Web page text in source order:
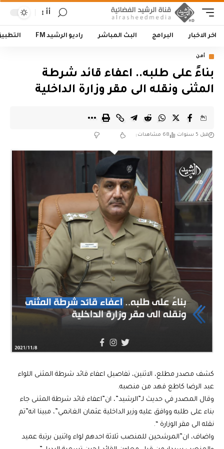
أأ
اخر الاخبار البرامج البث المباشر راديو الرشيد FM
أمن
بناءً على طلبه.. اعفاء قائد شرطة
المثنى ونقله الى مقر وزارة الداخلية
قبل 5 سنوات 68 مشاهدات
كشف مصدر مطلع، الاثنين، تفاصيل اعفاء قائد شرطة المثنى اللواء
عبد الرضا كاطع فهد من منصبه.
وقال المصدر في حديث لـ”الرشيد”، ان”اعفاء قائد شرطة المثنى جاء
بناء على طلبه ووافق عليه وزير الداخلية عثمان الغانمي”، مبينا انه”تم
نقله الى مقر الوزارة “.
واضاف، ان”المرشحين للمنصب ثلاثة احدهم لواء واثنين برتبة عميد